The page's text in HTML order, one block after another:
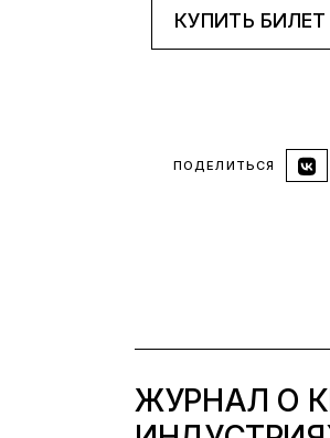
КУПИТЬ БИЛЕТ
ПОДЕЛИТЬСЯ
ЖУРНАЛ О